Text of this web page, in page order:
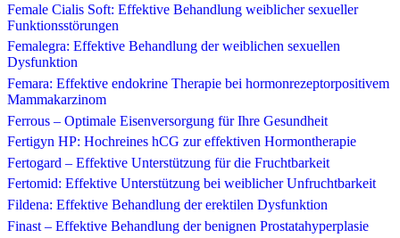
Female Cialis Soft: Effektive Behandlung weiblicher sexueller
Funktionsstörungen
Femalegra: Effektive Behandlung der weiblichen sexuellen
Dysfunktion
Femara: Effektive endokrine Therapie bei hormonrezeptorpositivem
Mammakarzinom
Ferrous – Optimale Eisenversorgung für Ihre Gesundheit
Fertigyn HP: Hochreines hCG zur effektiven Hormontherapie
Fertogard – Effektive Unterstützung für die Fruchtbarkeit
Fertomid: Effektive Unterstützung bei weiblicher Unfruchtbarkeit
Fildena: Effektive Behandlung der erektilen Dysfunktion
Finast – Effektive Behandlung der benignen Prostatahyperplasie